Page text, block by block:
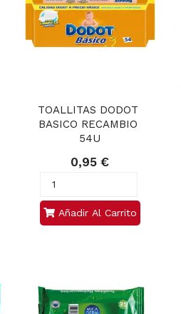
TOALLITAS DODOT
BASICO RECAMBIO
54U
0,95 €
Añadir Al Carrito